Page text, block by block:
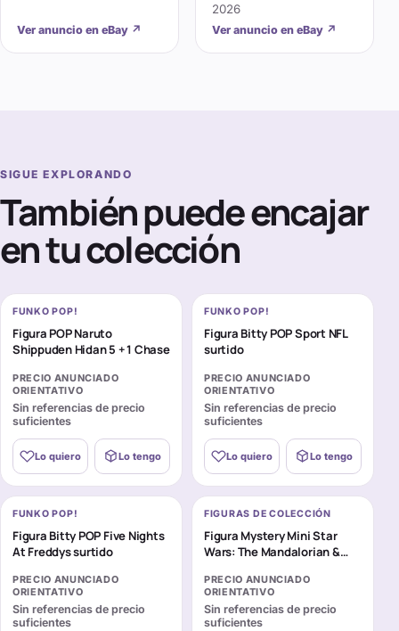
Ver anuncio en eBay ↗
2026
Ver anuncio en eBay ↗
SIGUE EXPLORANDO
También puede encajar
en tu colección
FUNKO POP!
Figura POP Naruto
Shippuden Hidan 5 + 1 Chase
PRECIO ANUNCIADO
ORIENTATIVO
Sin referencias de precio
suficientes
Lo quiero Lo tengo
FUNKO POP!
Figura Bitty POP Sport NFL
surtido
PRECIO ANUNCIADO
ORIENTATIVO
Sin referencias de precio
suficientes
Lo quiero Lo tengo
FUNKO POP!
Figura Bitty POP Five Nights
At Freddys surtido
PRECIO ANUNCIADO
ORIENTATIVO
Sin referencias de precio
suficientes
FIGURAS DE COLECCIÓN
Figura Mystery Mini Star
Wars: The Mandalorian &
PRECIO ANUNCIADO
ORIENTATIVO
Sin referencias de precio
suficientes